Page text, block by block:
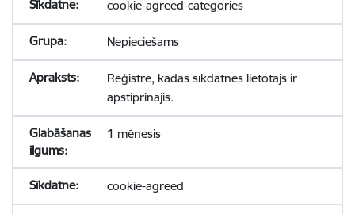
cookie-agreed-categories
Nepieciešams
Reģistrē, kādas sīkdatnes lietotājs ir
apstiprinājis.
1 mēnesis
cookie-agreed